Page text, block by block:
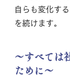
自らも変化す
を続けます。
～すべては
ために～